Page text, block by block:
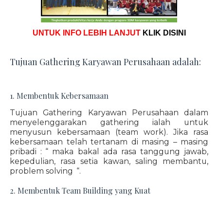
UNTUK INFO LEBIH LANJUT KLIK DISINI
Tujuan Gathering Karyawan Perusahaan adalah:
1. Membentuk Kebersamaan
Tujuan Gathering Karyawan Perusahaan dalam
menyelenggarakan gathering ialah untuk
menyusun kebersamaan (team work). Jika rasa
kebersamaan telah tertanam di masing – masing
pribadi : “ maka bakal ada rasa tanggung jawab,
kepedulian, rasa setia kawan, saling membantu,
problem solving “.
2. Membentuk Team Building yang Kuat